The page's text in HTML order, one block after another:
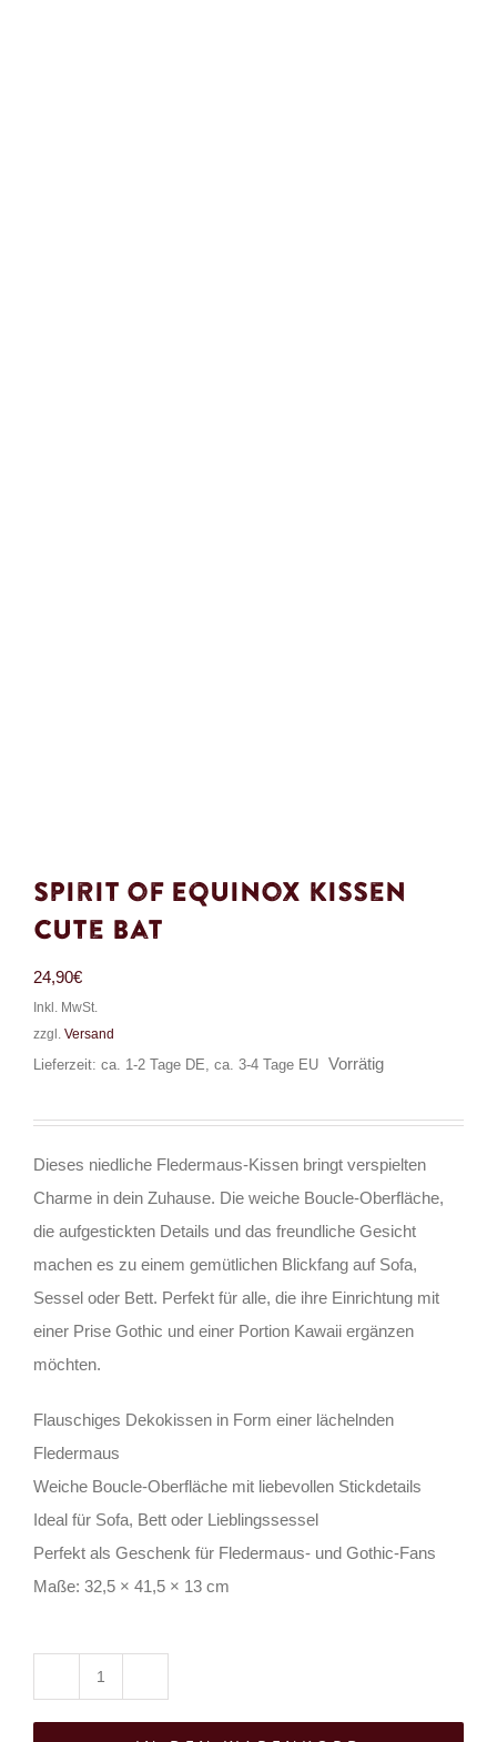
Spirit of Equinox Kissen
Cute Bat
24,90€
Inkl. MwSt.
zzgl. Versand
Lieferzeit: ca. 1-2 Tage DE, ca. 3-4 Tage EU
Vorrätig
Dieses niedliche Fledermaus-Kissen bringt verspielten
Charme in dein Zuhause. Die weiche Boucle-Oberfläche,
die aufgestickten Details und das freundliche Gesicht
machen es zu einem gemütlichen Blickfang auf Sofa,
Sessel oder Bett. Perfekt für alle, die ihre Einrichtung mit
einer Prise Gothic und einer Portion Kawaii ergänzen
möchten.
Flauschiges Dekokissen in Form einer lächelnden
Fledermaus
Weiche Boucle-Oberfläche mit liebevollen Stickdetails
Ideal für Sofa, Bett oder Lieblingssessel
Perfekt als Geschenk für Fledermaus- und Gothic-Fans
Maße: 32,5 × 41,5 × 13 cm
of